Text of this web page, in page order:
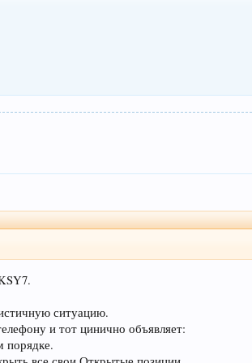
ситуацию.
и тот цинично объявляет:
порядке.